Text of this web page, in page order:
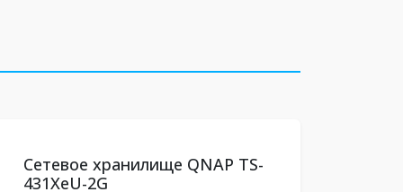
Сетевое хранилище QNAP TS-
431XeU-2G